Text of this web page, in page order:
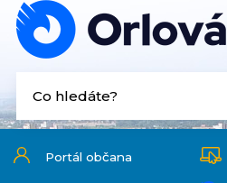
Portál občana